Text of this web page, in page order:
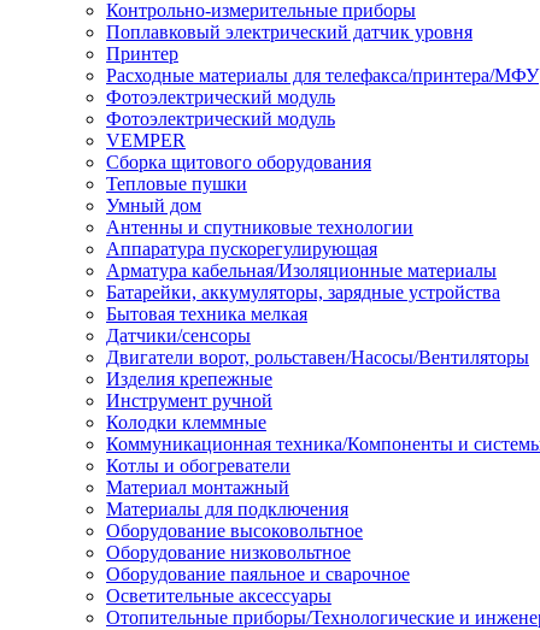
Контрольно-измерительные приборы
Поплавковый электрический датчик уровня
Принтер
Расходные материалы для телефакса/принтера/МФУ
Фотоэлектрический модуль
Фотоэлектрический модуль
VEMPER
Сборка щитового оборудования
Тепловые пушки
Умный дом
Антенны и спутниковые технологии
Аппаратура пускорегулирующая
Арматура кабельная/Изоляционные материалы
Батарейки, аккумуляторы, зарядные устройства
Бытовая техника мелкая
Датчики/сенсоры
Двигатели ворот, рольставен/Насосы/Вентиляторы
Изделия крепежные
Инструмент ручной
Колодки клеммные
Коммуникационная техника/Компоненты и
Котлы и обогреватели
Материал монтажный
Материалы для подключения
Оборудование высоковольтное
Оборудование низковольтное
Оборудование паяльное и сварочное
Осветительные аксессуары
Отопительные приборы/Технологические и